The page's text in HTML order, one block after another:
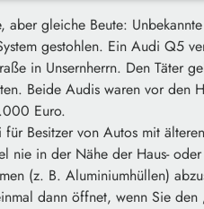
aber gleiche Beute:
gestohlen. Ein Audi Q5
in Unsernherrn. Den Täter
Beide Audis waren vor den
Euro.
Besitzer von Autos mit älteren
nie in der Nähe der Haus-
(z. B. Aluminiumhüllen)
dann öffnet, wenn Sie